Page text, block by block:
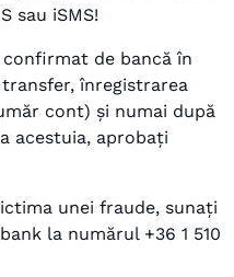
sau iSMS!
de bancă în
transfer, înregistrarea
cont) și numai după
acestuia, aprobați
unei fraude, sunați
la numărul +36 1 510